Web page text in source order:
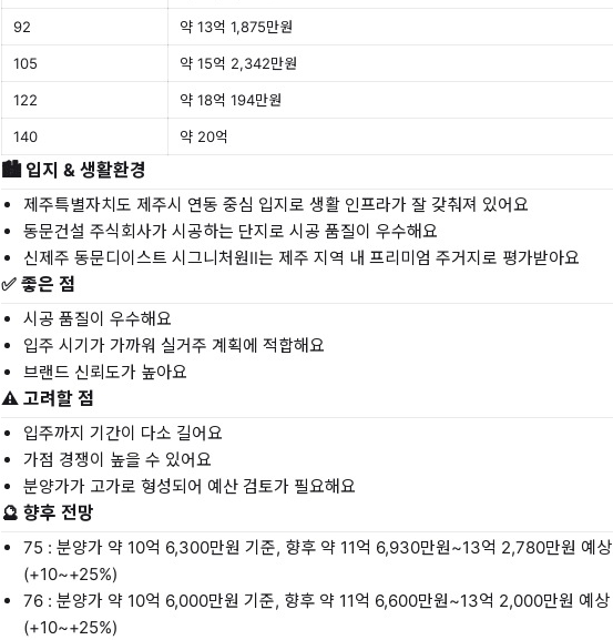
92 약 13억 1,875만원
105 약 15억 2,342만원
122 약 18억 194만원
140 약 20억
🏙️ 입지 & 생활환경
제주특별자치도 제주시 연동 중심 입지로 생활 인프라가 잘 갖춰져 있어요
동문건설 주식회사가 시공하는 단지로 시공 품질이 우수해요
신제주 동문디이스트 시그니처원Ⅱ는 제주 지역 내 프리미엄 주거지로 평가받아요
✅ 좋은 점
시공 품질이 우수해요
입주 시기가 가까워 실거주 계획에 적합해요
브랜드 신뢰도가 높아요
⚠️ 고려할 점
입주까지 기간이 다소 길어요
가점 경쟁이 높을 수 있어요
분양가가 고가로 형성되어 예산 검토가 필요해요
🔮 향후 전망
75 : 분양가 약 10억 6,300만원 기준, 향후 약 11억 6,930만원~13억 2,780만원 예상
(+10~+25%)
76 : 분양가 약 10억 6,000만원 기준, 향후 약 11억 6,600만원~13억 2,000만원 예상
(+10~+25%)